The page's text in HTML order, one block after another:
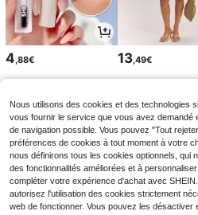
4,88€ 13,49€
Nous utilisons des cookies et des technologies
vous fournir le service que vous avez demandé
de navigation possible. Vous pouvez "Tout
préférences de cookies à tout moment à votre
nous définirons tous les cookies optionnels, qui
des fonctionnalités améliorées et à
compléter votre expérience d'achat avec
autorisez l'utilisation des cookies strictement
web de fonctionner. Vous pouvez les désactiver